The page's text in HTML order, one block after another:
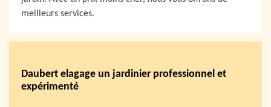
meilleurs services.
Daubert elagage un jardinier professionnel et
expérimenté